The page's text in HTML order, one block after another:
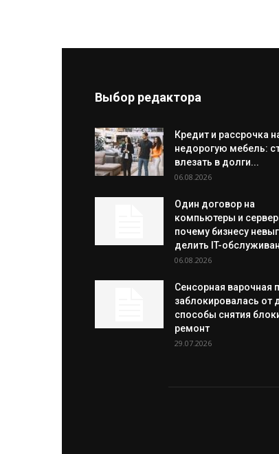
Выбор редактора
Кредит и рассрочка
недорогую мебель:
влезать в долги...
06.08.2026
Один договор на
компьютеры и
почему бизнесу
делить IT-
06.08.2026
Сенсорная варочная
заблокировалась от
способы снятия
ремонт
29.07.2026